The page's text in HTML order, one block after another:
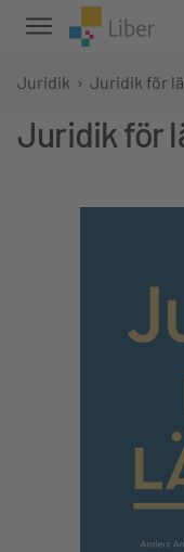
Juridik › Juridik för
Juridik för